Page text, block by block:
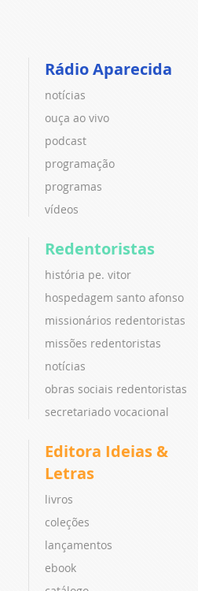
Rádio Aparecida
notícias
ouça ao vivo
podcast
programação
programas
vídeos
Redentoristas
história pe. vitor
hospedagem santo afonso
missionários redentoristas
missões redentoristas
notícias
obras sociais redentoristas
secretariado vocacional
Editora Ideias &
Letras
livros
coleções
lançamentos
ebook